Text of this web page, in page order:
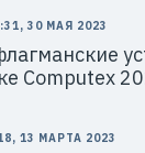
30 МАЯ 2023
Computex
13 МАРТА 2023